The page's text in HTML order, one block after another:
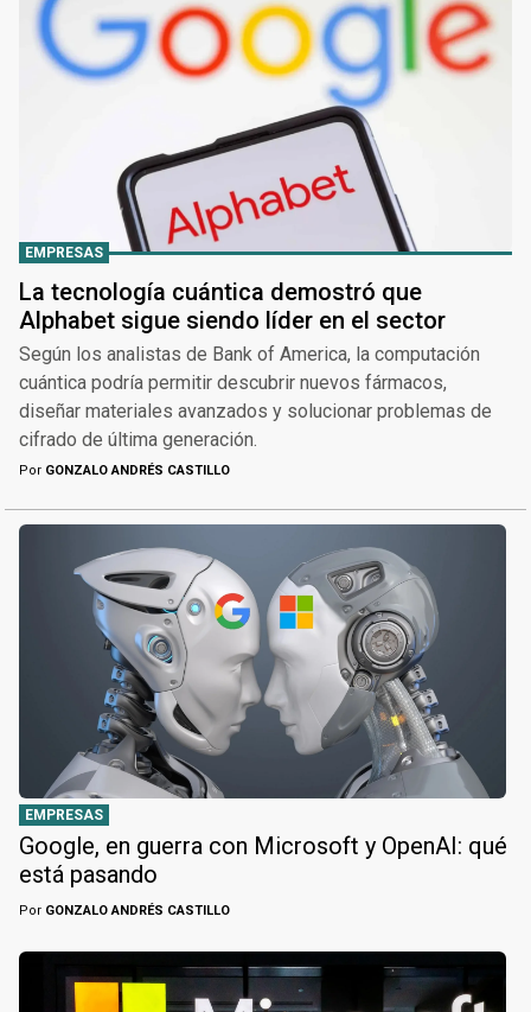
EMPRESAS
La tecnología cuántica demostró que
Alphabet sigue siendo líder en el sector
Según los analistas de Bank of America, la computación
cuántica podría permitir descubrir nuevos fármacos,
diseñar materiales avanzados y solucionar problemas de
cifrado de última generación.
Por GONZALO ANDRÉS CASTILLO
EMPRESAS
Google, en guerra con Microsoft y OpenAI: qué
está pasando
Por GONZALO ANDRÉS CASTILLO